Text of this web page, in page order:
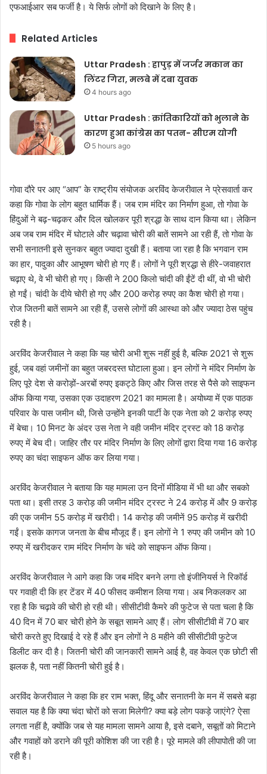
एफआईआर सब फर्जी है। ये सिर्फ लोगों को दिखाने के लिए है।
Related Articles
Uttar Pradesh : हापुड़ में जर्जर मकान का
लिंटर गिरा, मलबे में दबा युवक
4 hours ago
Uttar Pradesh : क्रांतिकारियों को भुलाने के
कारण हुआ कांग्रेस का पतन- सीएम योगी
5 hours ago
गोवा दौरे पर आए “आप” के राष्ट्रीय संयोजक अरविंद केजरीवाल ने प्रेसवार्ता कर
कहा कि गोवा के लोग बहुत धार्मिक हैं। जब राम मंदिर का निर्माण हुआ, तो गोवा के
हिंदुओं ने बढ़-चढ़कर और दिल खोलकर पूरी श्रद्धा के साथ दान किया था। लेकिन
अब जब राम मंदिर में घोटाले और चढ़ावा चोरी की बातें सामने आ रही हैं, तो गोवा के
सभी सनातनी इसे सुनकर बहुत ज्यादा दुखी हैं। बताया जा रहा है कि भगवान राम
का हार, पादुका और आभूषण चोरी हो गए हैं। लोगों ने पूरी श्रद्धा से हीरे-जवाहरात
चढ़ाए थे, वे भी चोरी हो गए। किसी ने 200 किलो चांदी की ईंटें दी थीं, वो भी चोरी
हो गईं। चांदी के दीये चोरी हो गए और 200 करोड़ रुपए का कैश चोरी हो गया।
रोज जितनी बातें सामने आ रही हैं, उससे लोगों की आस्था को और ज्यादा ठेस पहुंच
रही है।
अरविंद केजरीवाल ने कहा कि यह चोरी अभी शुरू नहीं हुई है, बल्कि 2021 से शुरू
हुई, जब वहां जमीनों का बहुत जबरदस्त घोटाला हुआ। इन लोगों ने मंदिर निर्माण के
लिए पूरे देश से करोड़ों-अरबों रुपए इकट्ठे किए और जिस तरह से पैसे को साइफन
ऑफ किया गया, उसका एक उदाहरण 2021 का मामला है। अयोध्या में एक पाठक
परिवार के पास जमीन थी, जिसे उन्होंने इनकी पार्टी के एक नेता को 2 करोड़ रुपए
में बेचा। 10 मिनट के अंदर उस नेता ने वही जमीन मंदिर ट्रस्ट को 18 करोड़
रुपए में बेच दी। जाहिर तौर पर मंदिर निर्माण के लिए लोगों द्वारा दिया गया 16 करोड़
रुपए का चंदा साइफन ऑफ कर लिया गया।
अरविंद केजरीवाल ने बताया कि यह मामला उन दिनों मीडिया में भी था और सबको
पता था। इसी तरह 3 करोड़ की जमीन मंदिर ट्रस्ट ने 24 करोड़ में और 9 करोड़
की एक जमीन 55 करोड़ में खरीदी। 14 करोड़ की जमीनें 95 करोड़ में खरीदी
गईं। इसके कागज जनता के बीच मौजूद हैं। इन लोगों ने 1 रुपए की जमीन को 10
रुपए में खरीदकर राम मंदिर निर्माण के चंदे को साइफन ऑफ किया।
अरविंद केजरीवाल ने आगे कहा कि जब मंदिर बनने लगा तो इंजीनियर्स ने रिकॉर्ड
पर गवाही दी कि हर टेंडर में 40 फीसद कमीशन लिया गया। अब निकलकर आ
रहा है कि चढ़ावे की चोरी हो रही थी। सीसीटीवी कैमरे की फुटेज से पता चला है कि
40 दिन में 70 बार चोरी होने के सबूत सामने आए हैं। लोग सीसीटीवी में 70 बार
चोरी करते हुए दिखाई दे रहे हैं और इन लोगों ने 8 महीने की सीसीटीवी फुटेज
डिलीट कर दी है। जितनी चोरी की जानकारी सामने आई है, वह केवल एक छोटी सी
झलक है, पता नहीं कितनी चोरी हुई है।
अरविंद केजरीवाल ने कहा कि हर राम भक्त, हिंदू और सनातनी के मन में सबसे बड़ा
सवाल यह है कि क्या चंदा चोरों को सजा मिलेगी? क्या बड़े लोग पकड़े जाएंगे? ऐसा
लगता नहीं है, क्योंकि जब से यह मामला सामने आया है, इसे दबाने, सबूतों को मिटाने
और गवाहों को डराने की पूरी कोशिश की जा रही है। पूरे मामले की लीपापोती की जा
रही है।